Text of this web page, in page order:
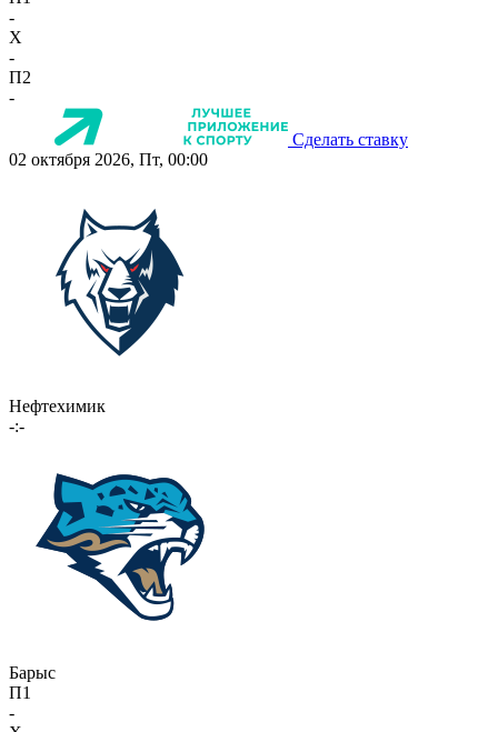
-
X
-
П2
-
Сделать ставку
02 октября 2026, Пт, 00:00
Нефтехимик
-:-
Барыс
П1
-